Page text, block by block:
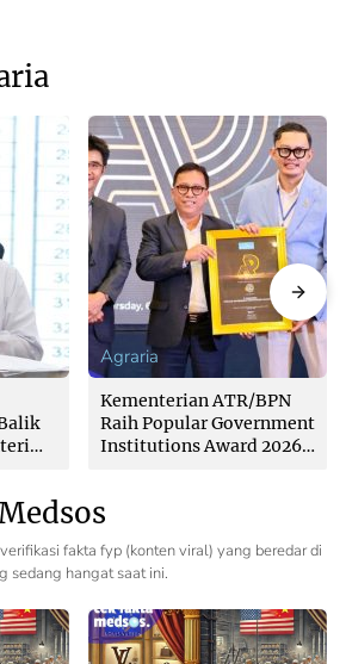
Agraria
Kementerian ATR/BPN
Raih Popular Government
Institutions Award 2026
fakta fyp (konten viral) yang beredar di
sedang hangat saat ini.